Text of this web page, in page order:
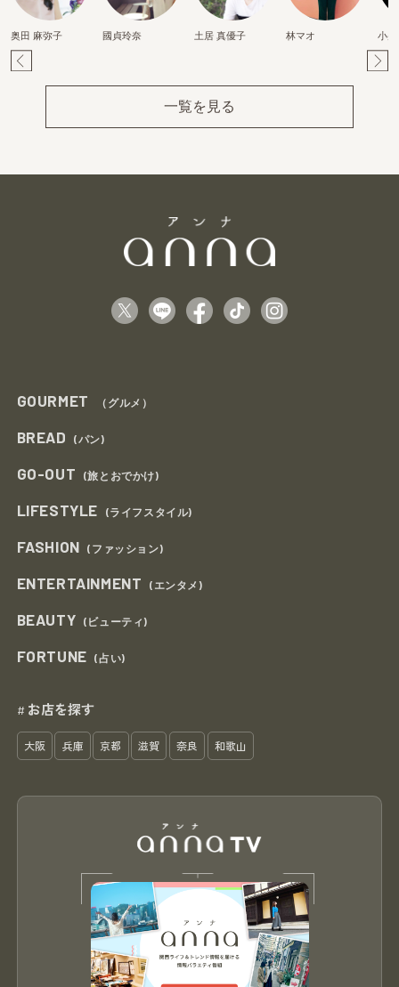
奥田 麻弥子 國貞玲奈 土居 真優子 林マオ 小柴
一覧を見る
GOURMET （グルメ）
BREAD (パン)
GO-OUT (旅とおでかけ)
LIFESTYLE (ライフスタイル)
FASHION (ファッション)
ENTERTAINMENT (エンタメ)
BEAUTY (ビューティ)
FORTUNE (占い)
# お店を探す
大阪 兵庫 京都 滋賀 奈良 和歌山